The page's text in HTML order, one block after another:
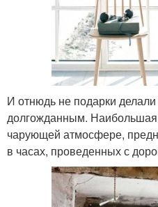
И отнюдь не подарки
долгожданным. Наибольшая
чарующей атмосфере,
в часах, проведенных с